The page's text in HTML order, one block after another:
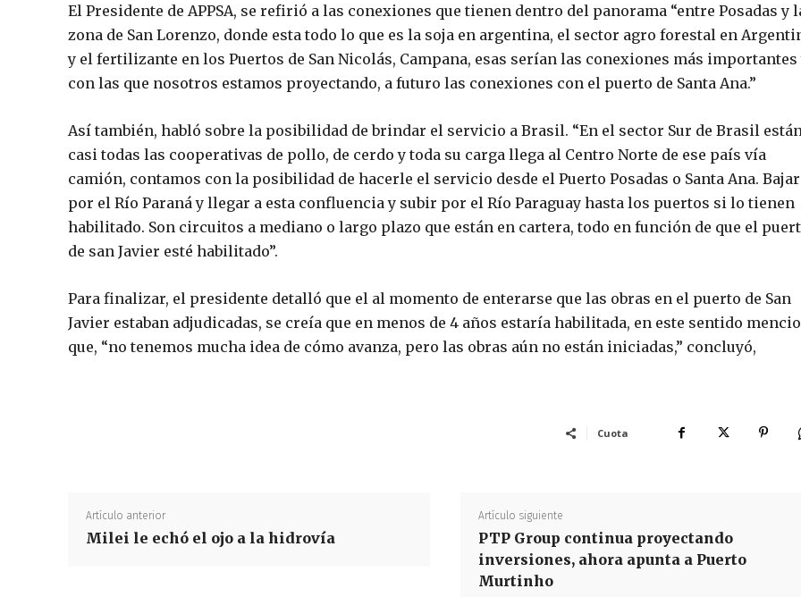
El Presidente de APPSA, se refirió a las conexiones que tienen dentro del panorama “entre Posadas y
zona de San Lorenzo, donde esta todo lo que es la soja en argentina, el sector agro forestal en
y el fertilizante en los Puertos de San Nicolás, Campana, esas serían las conexiones más importantes
con las que nosotros estamos proyectando, a futuro las conexiones con el puerto de Santa Ana.”
Así también, habló sobre la posibilidad de brindar el servicio a Brasil. “En el sector Sur de Brasil
casi todas las cooperativas de pollo, de cerdo y toda su carga llega al Centro Norte de ese país vía
camión, contamos con la posibilidad de hacerle el servicio desde el Puerto Posadas o Santa Ana. Bajar
por el Río Paraná y llegar a esta confluencia y subir por el Río Paraguay hasta los puertos si lo tienen
habilitado. Son circuitos a mediano o largo plazo que están en cartera, todo en función de que el
de san Javier esté habilitado”.
Para finalizar, el presidente detalló que el al momento de enterarse que las obras en el puerto de San
Javier estaban adjudicadas, se creía que en menos de 4 años estaría habilitada, en este sentido
que, “no tenemos mucha idea de cómo avanza, pero las obras aún no están iniciadas,” concluyó,
Cuota
Artículo anterior
Milei le echó el ojo a la hidrovía
Artículo siguiente
PTP Group continua proyectando
inversiones, ahora apunta a Puerto
Murtinho